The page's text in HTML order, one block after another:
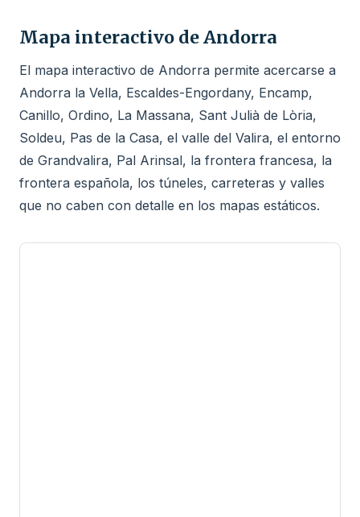
Mapa interactivo de Andorra
El mapa interactivo de Andorra permite acercarse a
Andorra la Vella, Escaldes-Engordany, Encamp,
Canillo, Ordino, La Massana, Sant Julià de Lòria,
Soldeu, Pas de la Casa, el valle del Valira, el entorno
de Grandvalira, Pal Arinsal, la frontera francesa, la
frontera española, los túneles, carreteras y valles
que no caben con detalle en los mapas estáticos.